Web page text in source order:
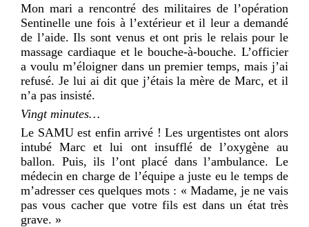
Mon mari a rencontré des militaires de l’opération
Sentinelle une fois à l’extérieur et il leur a demandé
de l’aide. Ils sont venus et ont pris le relais pour le
massage cardiaque et le bouche-à-bouche. L’officier
a voulu m’éloigner dans un premier temps, mais j’ai
refusé. Je lui ai dit que j’étais la mère de Marc, et il
n’a pas insisté.
Vingt minutes…
Le SAMU est enfin arrivé ! Les urgentistes ont alors
intubé Marc et lui ont insufflé de l’oxygène au
ballon. Puis, ils l’ont placé dans l’ambulance. Le
médecin en charge de l’équipe a juste eu le temps de
m’adresser ces quelques mots : « Madame, je ne vais
pas vous cacher que votre fils est dans un état très
grave. »